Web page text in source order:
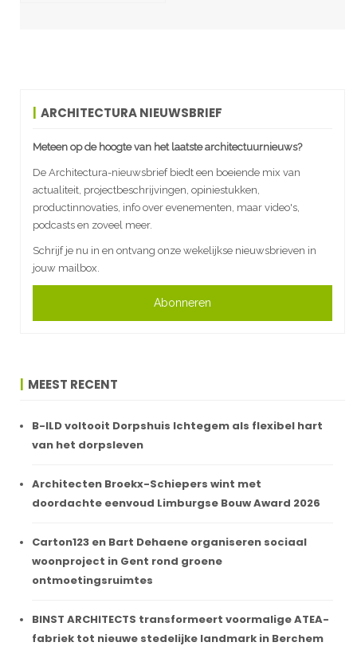
ARCHITECTURA NIEUWSBRIEF
Meteen op de hoogte van het laatste architectuurnieuws?
De Architectura-nieuwsbrief biedt een boeiende mix van
actualiteit, projectbeschrijvingen, opiniestukken,
productinnovaties, info over evenementen, maar video's,
podcasts en zoveel meer.
Schrijf je nu in en ontvang onze wekelijkse nieuwsbrieven in
jouw mailbox.
Abonneren
MEEST RECENT
B-ILD voltooit Dorpshuis Ichtegem als flexibel hart
van het dorpsleven
Architecten Broekx-Schiepers wint met
doordachte eenvoud Limburgse Bouw Award 2026
Carton123 en Bart Dehaene organiseren sociaal
woonproject in Gent rond groene
ontmoetingsruimtes
BINST ARCHITECTS transformeert voormalige ATEA-
fabriek tot nieuwe stedelijke landmark in Berchem